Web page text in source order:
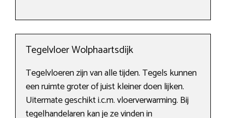
Tegelvloer Wolphaartsdijk
Tegelvloeren zijn van alle tijden. Tegels kunnen
een ruimte groter of juist kleiner doen lijken.
Uitermate geschikt i.c.m. vloerverwarming. Bij
tegelhandelaren kan je ze vinden in